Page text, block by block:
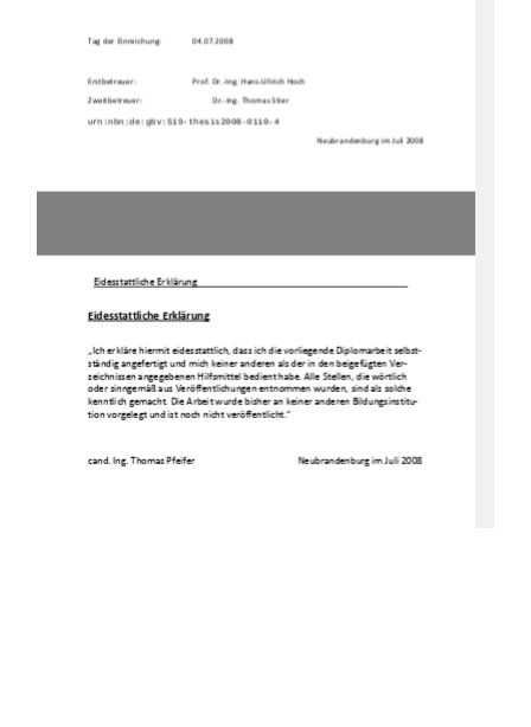
Tag der Einreichung: 04.07.2008
Erstbetreuer: Prof. Dr.-Ing. Hans-Ullrich Hoch
Zweitbetreuer:
  Dr.-Ing. Thomas Stier
Neubrandenburg im Juli 2008
Eidesstattliche Erklärung
Eidesstattliche Erklärung
„Ich erkläre hiermit eidesstattlich, dass ich die vorliegende Diplomarbeit selbst-
ständig angefertigt und mich keiner anderen als der in den beigefügten Ver-
zeichnissen angegebenen Hilfsmittel bedient habe. Alle Stellen, die wörtlich
oder sinngemäß aus Veröffentlichungen entnommen wurden, sind als solche
kenntlich gemacht. Die Arbeit wurde bisher an keiner anderen Bildungsinstitu-
tion vorgelegt und ist noch nicht veröffentlicht.“
cand. Ing. Thomas Pfeifer Neubrandenburg im Juli 2008